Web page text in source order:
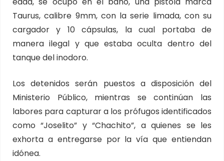
Taurus, calibre 9mm, con la serie limada, con su
cargador y 10 cápsulas, la cual portaba de
manera ilegal y que estaba oculta dentro del
tanque del inodoro.
Los detenidos serán puestos a disposición del
Ministerio Público, mientras se continúan las
labores para capturar a los prófugos identificados
como “Joselito” y “Chachito”, a quienes se les
exhorta a entregarse por la vía que entiendan
idónea.